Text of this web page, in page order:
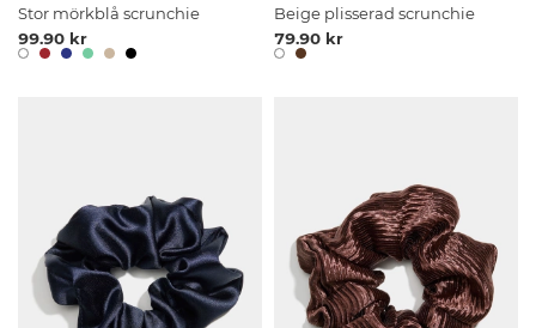
Stor mörkblå scrunchie
99.90 kr
Beige plisserad scrunchie
79.90 kr